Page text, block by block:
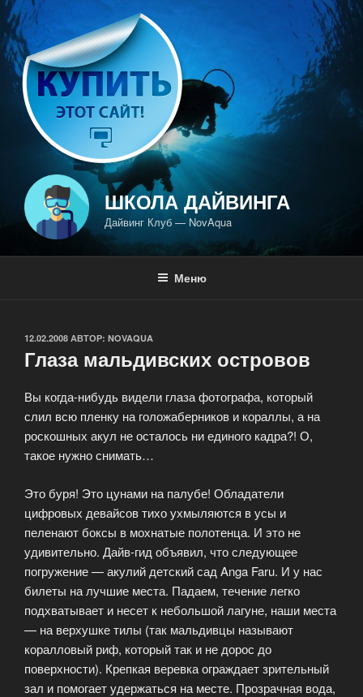
Перейти
к
содержимому
ШКОЛА ДАЙВИНГА
Дайвинг Клуб — NovAqua
Меню
ОПУБЛИКОВАНО
12.02.2008 АВТОР: NOVAQUA
Глаза мальдивских островов
Вы когда-нибудь видели глаза фотографа, который
слил всю пленку на голожаберников и кораллы, а на
роскошных акул не осталось ни единого кадра?! О,
такое нужно снимать…
Это буря! Это цунами на палубе! Обладатели
цифровых девайсов тихо ухмыляются в усы и
пеленают боксы в мохнатые полотенца. И это не
удивительно. Дайв-гид объявил, что следующее
погружение — акулий детский сад Anga Faru. И у нас
билеты на лучшие места. Падаем, течение легко
подхватывает и несет к небольшой лагуне, наши места
— на верхушке тилы (так мальдивцы называют
коралловый риф, который так и не дорос до
поверхности). Крепкая веревка ограждает зрительный
зал и помогает удержаться на месте. Прозрачная вода,